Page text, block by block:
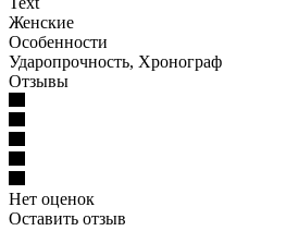
Женские
Особенности
Ударопрочность, Хронограф
Отзывы
Нет оценок
Оставить отзыв